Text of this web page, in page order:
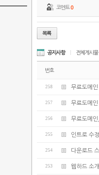
코멘트0
공지사항 전체게시물
번호
258 무료도메인
257 무료도메
256 무료도메
255 인트로 수
254 다운로드
253 웹하드 소